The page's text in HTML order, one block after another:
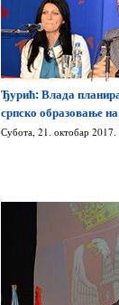
Ђурић: Влада
српско образовање
Субота, 21. октобар 2017.